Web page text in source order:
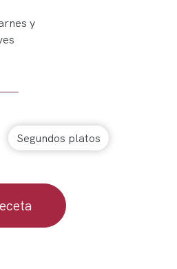
y
Segundos platos